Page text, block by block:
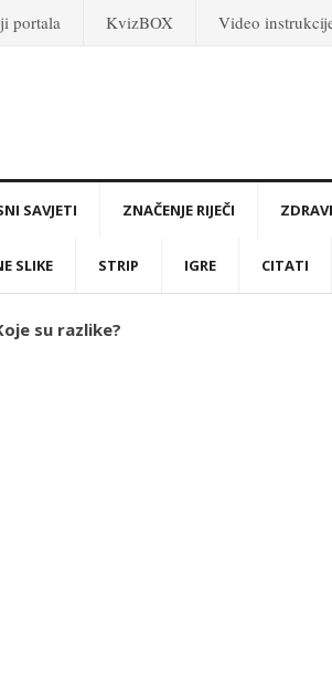
portala KvizBOX Video
SAVJETI ZNAČENJE RIJEČI
SLIKE STRIP IGRE CITATI
su razlike?